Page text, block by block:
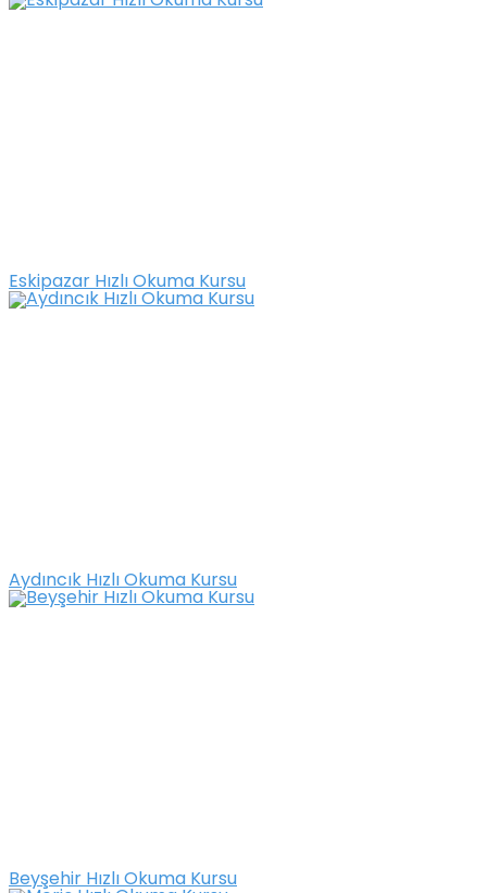
Eskipazar Hızlı Okuma Kursu
Aydıncık Hızlı Okuma Kursu
Beyşehir Hızlı Okuma Kursu